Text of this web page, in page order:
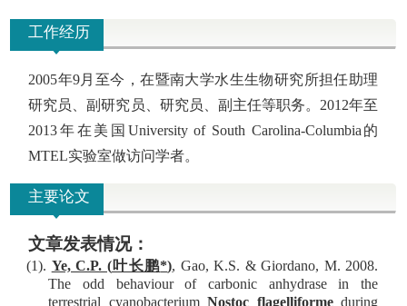
工作经历
2005年9月至今，在暨南大学水生生物研究所担任助理
研究员、副研究员、研究员、副主任等职务。 2012年至
2013年在美国 University of South Carolina-Columbia 的
MTEL实验室做访问学者。
主要论文
文章发表情况：
(1). Ye, C.P. (叶长鹏*), Gao, K.S. & Giordano, M. 2008.
The odd behaviour of carbonic anhydrase in the
terrestrial cyanobacteriumNostoc flagelliformeduring